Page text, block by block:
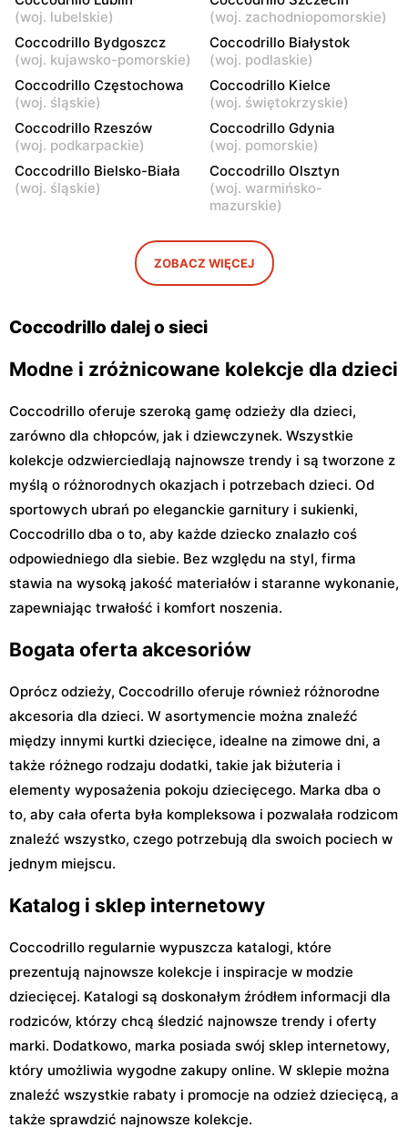
Coccodrillo
Siedlce, ul. Józefa
Piłsudskiego 74
Coccodrillo
Sokołów Podlaski, ul. Długa
22
Coccodrillo
Ostrów Mazowiecka, ul.
Ludwika Mieczkowskiego
16
Coccodrillo
Przasnysz, ul. Rynek 30
Coccodrillo
Grzecznarowskiego 28
Emila Fieldorfa Nila 28
Coccodrillo
(woj. lubelskie)
(woj. zachodniopomorskie)
Coccodrillo Bydgoszcz
(woj. kujawsko-pomorskie)
Coccodrillo Białystok
(woj. podlaskie)
Coccodrillo Częstochowa
(woj. śląskie)
Coccodrillo Kielce
(woj. świętokrzyskie)
Coccodrillo Rzeszów
(woj. podkarpackie)
Coccodrillo Gdynia
(woj. pomorskie)
Coccodrillo Bielsko-Biała
(woj. śląskie)
Coccodrillo Olsztyn
(woj. warmińsko-
mazurskie)
ZOBACZ WIĘCEJ
Coccodrillo dalej o sieci
Modne i zróżnicowane kolekcje dla dzieci
Coccodrillo oferuje szeroką gamę odzieży dla dzieci,
zarówno dla chłopców, jak i dziewczynek. Wszystkie
kolekcje odzwierciedlają najnowsze trendy i są tworzone z
myślą o różnorodnych okazjach i potrzebach dzieci. Od
sportowych ubrań po eleganckie garnitury i sukienki,
Coccodrillo dba o to, aby każde dziecko znalazło coś
odpowiedniego dla siebie. Bez względu na styl, firma
stawia na wysoką jakość materiałów i staranne wykonanie,
zapewniając trwałość i komfort noszenia.
Bogata oferta akcesoriów
Oprócz odzieży, Coccodrillo oferuje również różnorodne
akcesoria dla dzieci. W asortymencie można znaleźć
między innymi kurtki dziecięce, idealne na zimowe dni, a
także różnego rodzaju dodatki, takie jak biżuteria i
elementy wyposażenia pokoju dziecięcego. Marka dba o
to, aby cała oferta była kompleksowa i pozwalała rodzicom
znaleźć wszystko, czego potrzebują dla swoich pociech w
jednym miejscu.
Katalog i sklep internetowy
Coccodrillo regularnie wypuszcza katalogi, które
prezentują najnowsze kolekcje i inspiracje w modzie
dziecięcej. Katalogi są doskonałym źródłem informacji dla
rodziców, którzy chcą śledzić najnowsze trendy i oferty
marki. Dodatkowo, marka posiada swój sklep internetowy,
który umożliwia wygodne zakupy online. W sklepie można
znaleźć wszystkie rabaty i promocje na odzież dziecięcą, a
także sprawdzić najnowsze kolekcje.